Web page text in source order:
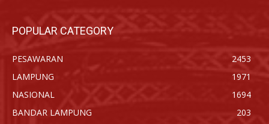
POPULAR CATEGORY
PESAWARAN
2453
LAMPUNG
1971
NASIONAL
1694
BANDAR LAMPUNG
203